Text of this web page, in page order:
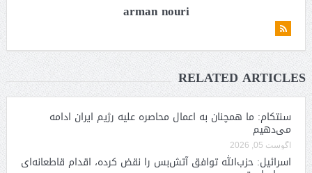
arman nouri
RELATED ARTICLES
سنتکام: ما همچنان به اعمال محاصره علیه رژیم ایران ادامه
می‌دهیم
آگوست 05, 2026
اسرائیل: حزب‌الله توافق آتش‌بس را نقض کرده، اقدام قاطعانه‌ای